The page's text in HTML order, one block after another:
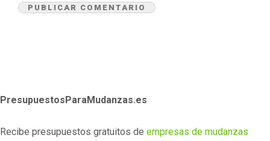
PresupuestosParaMudanzas.es
Recibe presupuestos gratuitos de empresas de mudanzas